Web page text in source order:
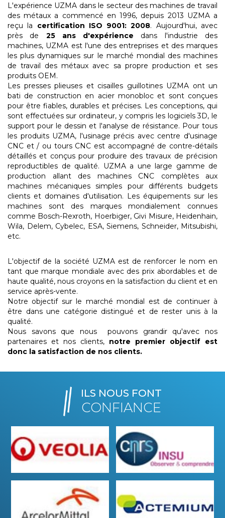
L'expérience UZMA dans le secteur des machines de travail
des métaux a commencé en 1996, depuis 2013 UZMA a
reçu la certification ISO 9001: 2008. Aujourd'hui, avec
près de 25 ans d'expérience dans l'industrie des
machines, UZMA est l'une des entreprises et des marques
les plus dynamiques sur le marché mondial des machines
de travail des métaux avec sa propre production et ses
produits OEM.
Les presses plieuses et cisailles guillotines UZMA ont un
bati de construction en acier monobloc et sont conçues
pour être fiables, durables et précises. Les conceptions, qui
sont effectuées sur ordinateur, y compris les logiciels 3D, le
support pour le dessin et l'analyse de résistance. Pour tous
les produits UZMA, l'usinage précis avec centre d'usinage
CNC et / ou tours CNC est accompagné de contre-détails
détaillés et conçus pour produire des travaux de précision
reproductibles de qualité. UZMA a une large gamme de
production allant des machines CNC complètes aux
machines mécaniques simples pour différents budgets
clients et domaines d'utilisation. Les équipements sur les
machines sont des marques mondialement connues
comme Bosch-Rexroth, Hoerbiger, Givi Misure, Heidenhain,
Wila, Delem, Cybelec, ESA, Siemens, Schneider, Mitsubishi,
etc.
L'objectif de la société UZMA est de renforcer le nom en
tant que marque mondiale avec des prix abordables et de
haute qualité, nous croyons en la satisfaction du client et en
service après-vente.
Notre objectif sur le marché mondial est de continuer à
être dans une catégorie distingué et de rester unis à la
qualité.
Nous savons que nous pouvons grandir qu'avec nos
partenaires et nos clients, notre premier objectif est
donc la satisfaction de nos clients.
ILS NOUS FONT
CONFIANCE